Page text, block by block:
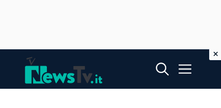
contenuto
Menu